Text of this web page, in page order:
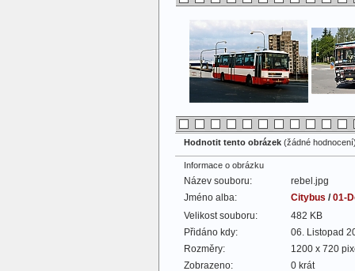
Hodnotit tento obrázek (žádné
Informace o obrázku
Název souboru:
rebel.jpg
Jméno alba:
Citybus /01-
Velikost souboru:
482 KB
Přidáno kdy:
06. Listopad
Rozměry:
1200 x 720
Zobrazeno:
0 krát